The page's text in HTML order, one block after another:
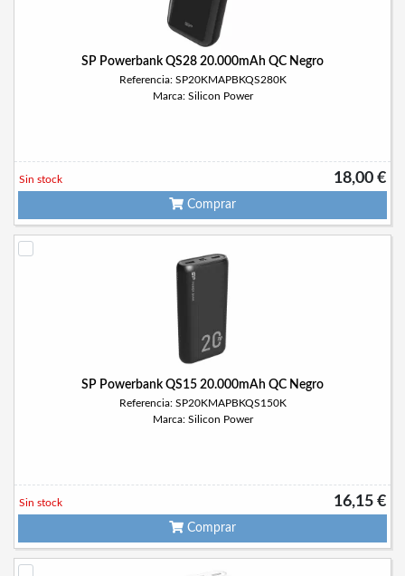
SP Powerbank QS28 20.000mAh QC Negro
Referencia: SP20KMAPBKQS280K
Marca: Silicon Power
18,00 €
Sin stock
Comprar
SP Powerbank QS15 20.000mAh QC Negro
Referencia: SP20KMAPBKQS150K
Marca: Silicon Power
16,15 €
Sin stock
Comprar